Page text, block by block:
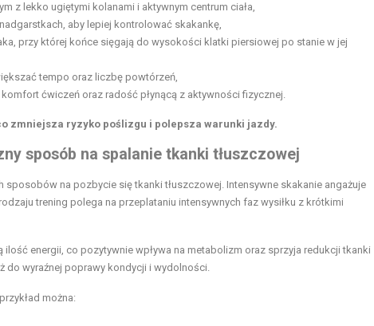
z lekko ugiętymi kolanami i aktywnym centrum ciała,
aby lepiej kontrolować skakankę,
przy której końce sięgają do wysokości klatki piersiowej po stanie w jej
tempo oraz liczbę powtórzeń,
ćwiczeń oraz radość płynącą z aktywności fizycznej.
zmniejsza ryzyko poślizgu i polepsza warunki jazdy.
sposób na spalanie tkanki tłuszczowej
sposobów na pozbycie się tkanki tłuszczowej. Intensywne skakanie angażuje
trening polega na przeplataniu intensywnych faz wysiłku z krótkimi
energii, co pozytywnie wpływa na metabolizm oraz sprzyja redukcji tkanki
do wyraźnej poprawy kondycji i wydolności.
można: